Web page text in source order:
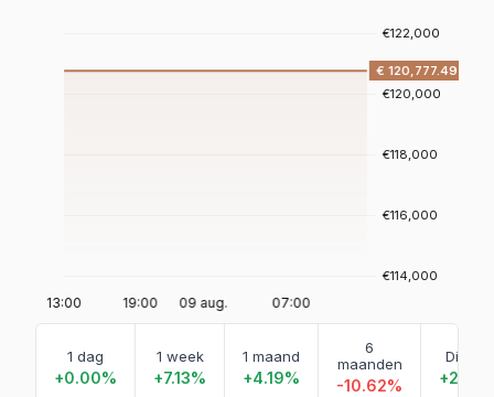
1 dag
+0.00%
1 week
+7.13%
1 maand
+4.19%
6
maanden
-10.62%
Dit jaar